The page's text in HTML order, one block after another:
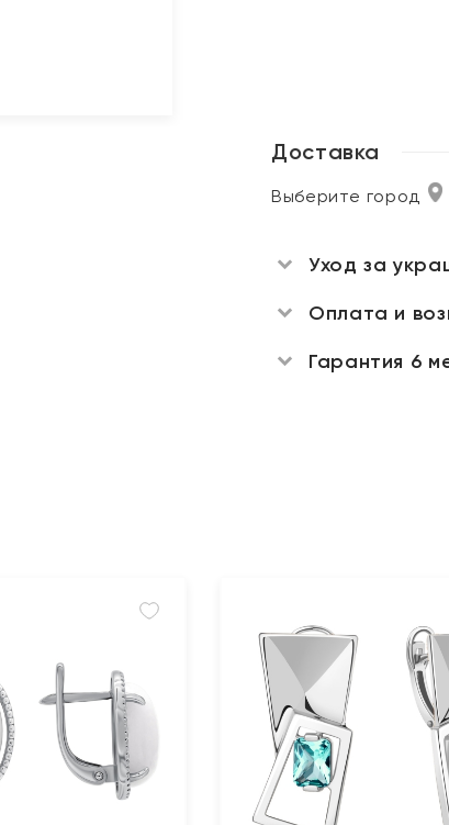
Доставка
Выберите город
Уход за
Оплата и
Гарантия 6